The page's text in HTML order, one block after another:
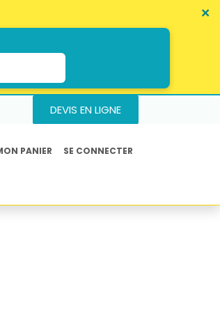
×
DEVIS EN LIGNE
PANIER SE CONNECTER
×
×